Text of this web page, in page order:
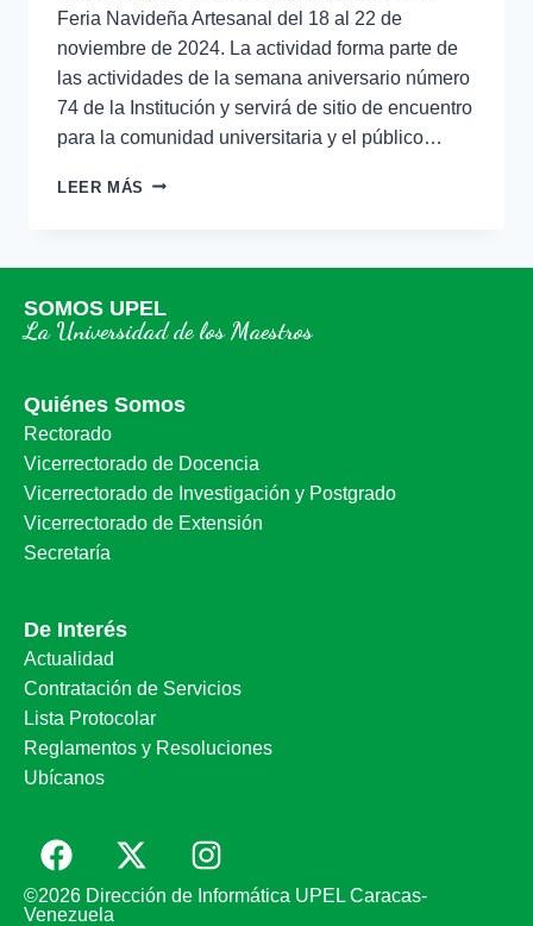
Feria Navideña Artesanal del 18 al 22 de
noviembre de 2024. La actividad forma parte de
las actividades de la semana aniversario número
74 de la Institución y servirá de sitio de encuentro
para la comunidad universitaria y el público…
LEER MÁS
SOMOS UPEL
La Universidad de los Maestros
Quiénes Somos
Rectorado
Vicerrectorado de Docencia
Vicerrectorado de Investigación y Postgrado
Vicerrectorado de Extensión
Secretaría
De Interés
Actualidad
Contratación de Servicios
Lista Protocolar
Reglamentos y Resoluciones
Ubícanos
©2026 Dirección de Informática UPEL Caracas-
Venezuela